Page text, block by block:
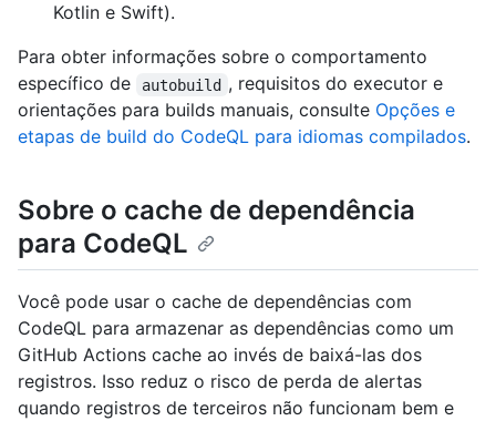
Kotlin e Swift).
Para obter informações sobre o comportamento
específico de
autobuild , requisitos do executor e
orientações para builds manuais, consulte Opções e
etapas de build do CodeQL para idiomas compilados.
Sobre o cache de dependência
para CodeQL
Você pode usar o cache de dependências com
CodeQL para armazenar as dependências como um
GitHub Actions cache ao invés de baixá-las dos
registros. Isso reduz o risco de perda de alertas
quando registros de terceiros não funcionam bem e